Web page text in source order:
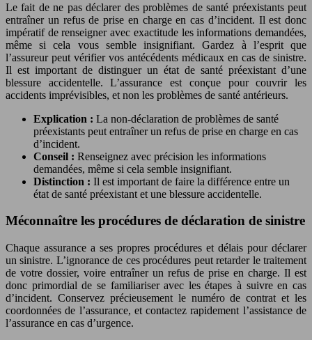
Le fait de ne pas déclarer des problèmes de santé préexistants peut
entraîner un refus de prise en charge en cas d’incident. Il est donc
impératif de renseigner avec exactitude les informations demandées,
même si cela vous semble insignifiant. Gardez à l’esprit que
l’assureur peut vérifier vos antécédents médicaux en cas de sinistre.
Il est important de distinguer un état de santé préexistant d’une
blessure accidentelle. L’assurance est conçue pour couvrir les
accidents imprévisibles, et non les problèmes de santé antérieurs.
Explication : La non-déclaration de problèmes de santé
préexistants peut entraîner un refus de prise en charge en cas
d’incident.
Conseil : Renseignez avec précision les informations
demandées, même si cela semble insignifiant.
Distinction : Il est important de faire la différence entre un
état de santé préexistant et une blessure accidentelle.
Méconnaître les procédures de déclaration de sinistre
Chaque assurance a ses propres procédures et délais pour déclarer
un sinistre. L’ignorance de ces procédures peut retarder le traitement
de votre dossier, voire entraîner un refus de prise en charge. Il est
donc primordial de se familiariser avec les étapes à suivre en cas
d’incident. Conservez précieusement le numéro de contrat et les
coordonnées de l’assurance, et contactez rapidement l’assistance de
l’assurance en cas d’urgence.